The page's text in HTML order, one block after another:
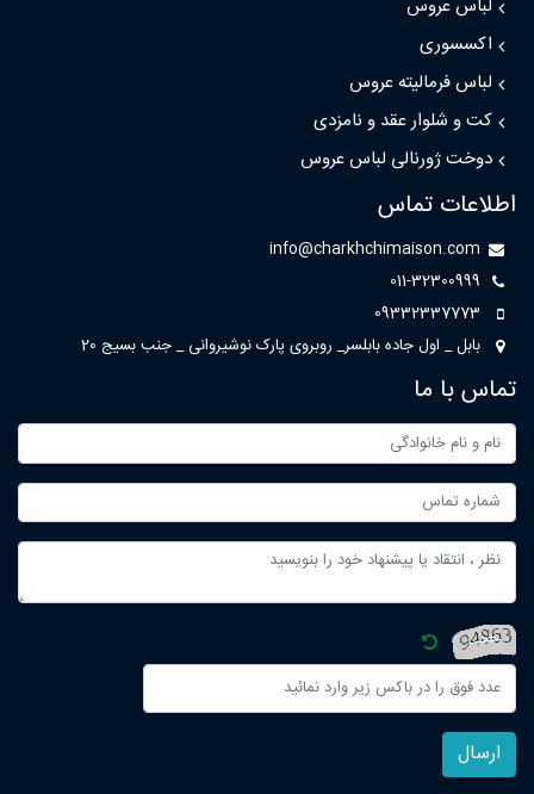
لباس عروس
اکسسوری
لباس فرمالیته عروس
کت و شلوار عقد و نامزدی
دوخت ژورنالی لباس عروس
اطلاعات تماس
info@charkhchimaison.com
011-32300999
09332337773
بابل _ اول جاده بابلسر_ روبروی پارک نوشیروانی _ جنب بسیج 20
تماس با ما
ارسال